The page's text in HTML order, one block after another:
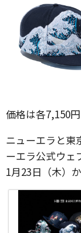
価格は各7,150円
ニューエラと東
ーエラ公式ウェ
1月23日（木）